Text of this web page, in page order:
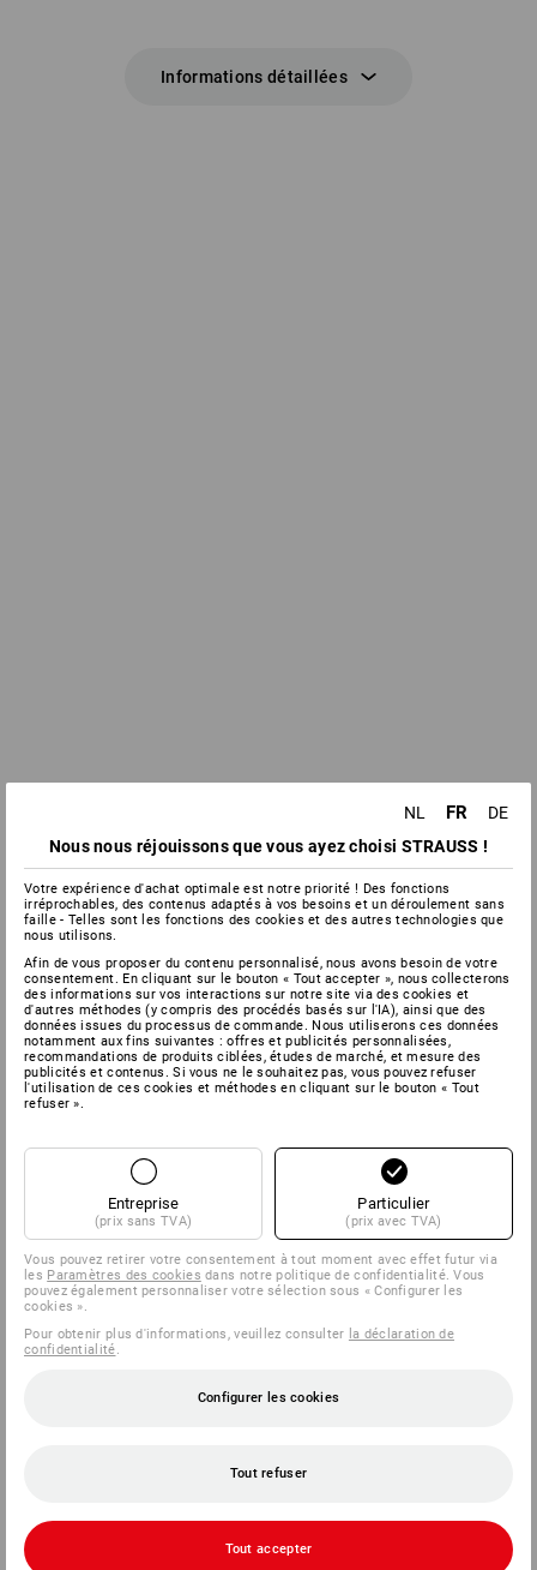
Informations détaillées
NL FR
DE
Nous nous réjouissons que vous ayez choisi STRAUSS !
Votre expérience d'achat optimale est notre priorité ! Des fonctions
irréprochables, des contenus adaptés à vos besoins et un déroulement sans
faille - Telles sont les fonctions des cookies et des autres technologies que
nous utilisons.
Afin de vous proposer du contenu personnalisé, nous avons besoin de votre
consentement. En cliquant sur le bouton « Tout accepter », nous collecterons
des informations sur vos interactions sur notre site via des cookies et
d'autres méthodes (y compris des procédés basés sur l'IA), ainsi que des
données issues du processus de commande. Nous utiliserons ces données
notamment aux fins suivantes : offres et publicités personnalisées,
recommandations de produits ciblées, études de marché, et mesure des
publicités et contenus. Si vous ne le souhaitez pas, vous pouvez refuser
l'utilisation de ces cookies et méthodes en cliquant sur le bouton « Tout
refuser ».
Entreprise
(prix sans TVA)
Particulier
(prix avec TVA)
Vous pouvez retirer votre consentement à tout moment avec effet futur via
les Paramètres des cookies dans notre politique de confidentialité. Vous
pouvez également personnaliser votre sélection sous « Configurer les
cookies ».
Pour obtenir plus d'informations, veuillez consulter la déclaration de
confidentialité
Configurer les cookies
Tout refuser
Tout accepter